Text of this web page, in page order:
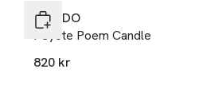
BYREDO
Peyote Poem Candle
820 kr